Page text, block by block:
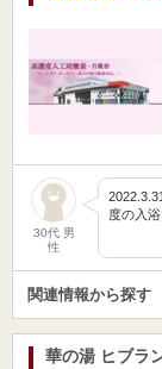
30代 男
性
度の入
関連情報から探す
華の湯 ヒブラ